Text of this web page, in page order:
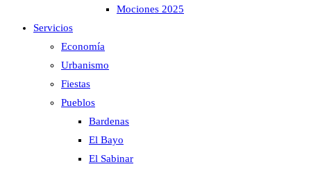
Mociones 2025
Servicios
Economía
Urbanismo
Fiestas
Pueblos
Bardenas
El Bayo
El Sabinar